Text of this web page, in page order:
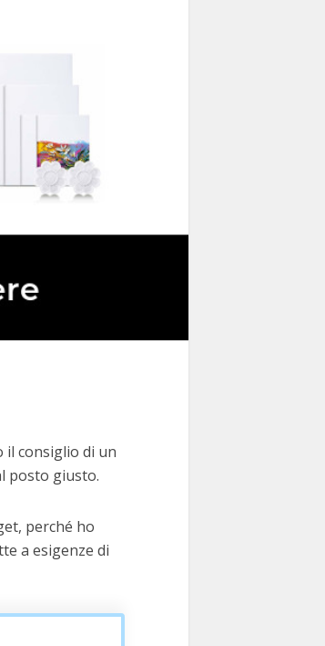
il consiglio di un
posto giusto.
perché ho
a esigenze di